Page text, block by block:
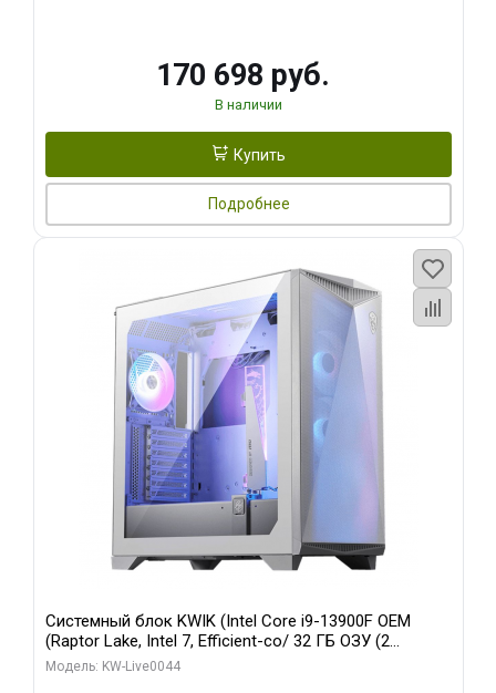
170 698 руб.
В наличии
Купить
Подробнее
Системный блок KWIK (Intel Core i9-13900F OEM
(Raptor Lake, Intel 7, Efficient-co/ 32 ГБ ОЗУ (2
модуля)/ Gigabyte RTX5070Ti AERO OC 16GB GDDR7
Модель: KW-Live0044